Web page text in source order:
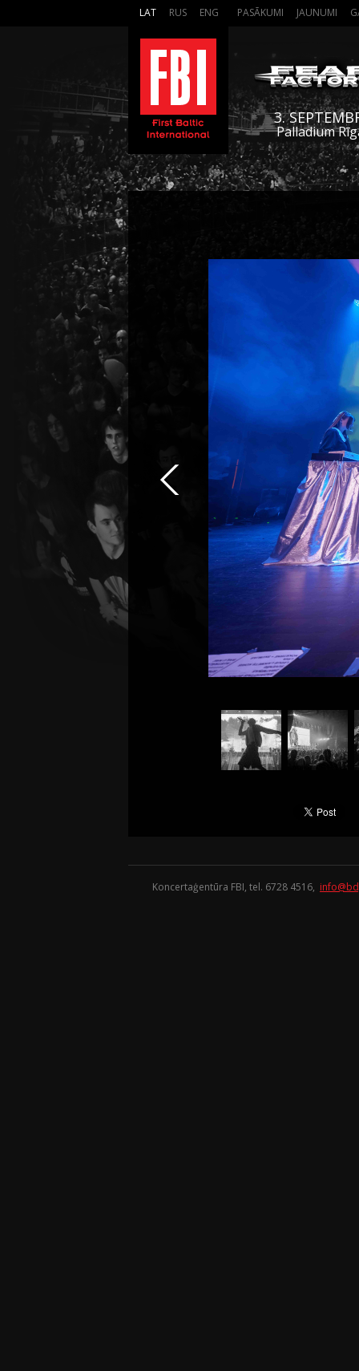
LAT RUS ENG PASĀKUMI JAUNUMI
3.
Palladium
Koncertaģentūra FBI, tel. 6728 4516,